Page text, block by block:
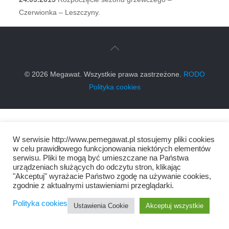
Czerwionka – Leszczyny.
© 2026 Megawat. Wszystkie prawa zastrzeżone. RODO
Polityka cookies
W serwisie http://www.pemegawat.pl stosujemy pliki cookies
w celu prawidłowego funkcjonowania niektórych elementów
serwisu. Pliki te mogą być umieszczane na Państwa
urządzeniach służących do odczytu stron, klikając
"Akceptuj" wyrażacie Państwo zgodę na używanie cookies,
zgodnie z aktualnymi ustawieniami przeglądarki.
Polityka cookies Ustawienia Cookie Akceptuj wszystkie